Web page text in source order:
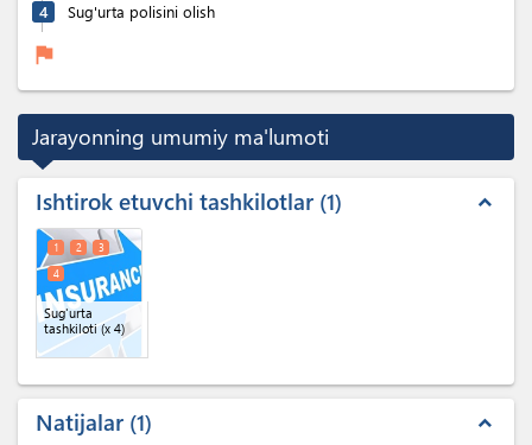
4 Sug'urta polisini olish
flag
Jarayonning umumiy ma'lumoti
Ishtirok etuvchi tashkilotlar 1 expand_less
Sug'urta
tashkiloti(x 4)
1 2
3
4
Natijalar 1 expand_less